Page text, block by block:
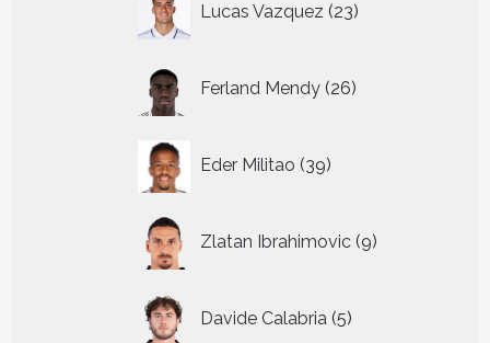
Lucas Vazquez 23
producten
Ferland Mendy 26
producten
Eder Militao 39
producten
Zlatan Ibrahimovic 9
producten
Davide Calabria 5
producten